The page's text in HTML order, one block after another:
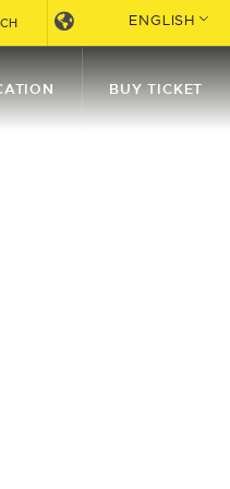
ENGLISH
BUY TICKET